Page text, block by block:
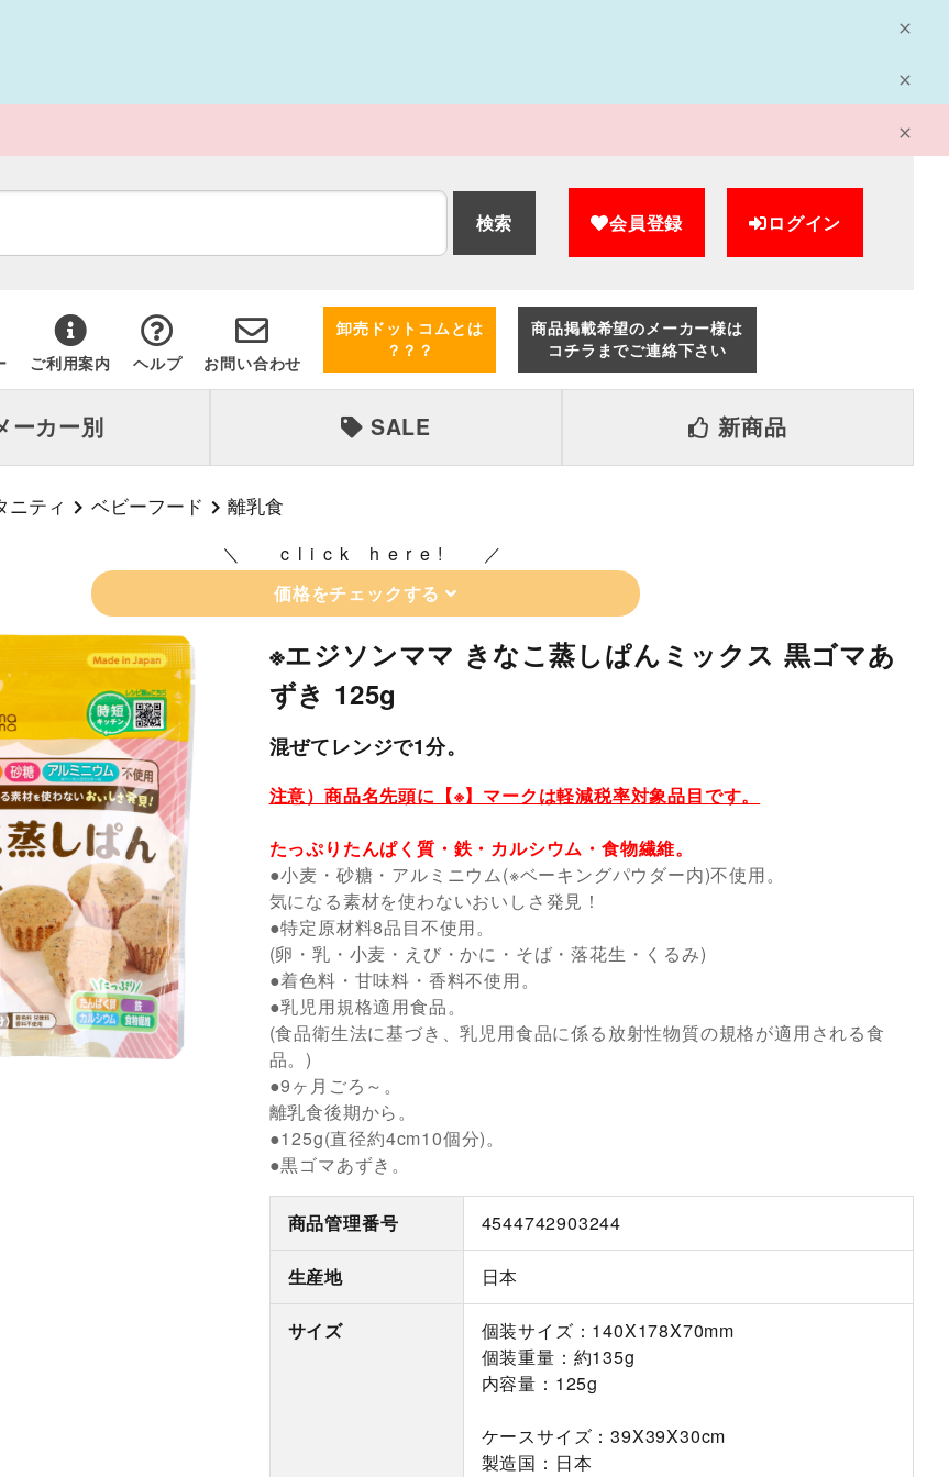
検索 会員登録 ログイン
ご利用案内 ヘルプ お問い合わせ
卸売ドットコムとは
？？？
商品掲載希望のメーカー様は
コチラまでご連絡下さい
ーカー別 SALE 新商品
ニティ ベビーフード 離乳食
click here!
価格をチェックする
※エジソンママ きなこ蒸しぱんミックス 黒ゴマあ
ずき 125g
混ぜてレンジで1分。
注意）商品名先頭に【※】マークは軽減税率対象品目です。
たっぷりたんぱく質・鉄・カルシウム・食物繊維。
●小麦・砂糖・アルミニウム(※ベーキングパウダー内)不使用。
気になる素材を使わないおいしさ発見！
●特定原材料8品目不使用。
(卵・乳・小麦・えび・かに・そば・落花生・くるみ)
●着色料・甘味料・香料不使用。
●乳児用規格適用食品。
(食品衛生法に基づき、乳児用食品に係る放射性物質の規格が適用される食
品。)
●9ヶ月ごろ～。
離乳食後期から。
●125g(直径約4cm10個分)。
●黒ゴマあずき。
商品管理番号 4544742903244
生産地 日本
サイズ
個装サイズ：140X178X70mm
個装重量：約135g
内容量：125g
ケースサイズ：39X39X30cm
製造国：日本